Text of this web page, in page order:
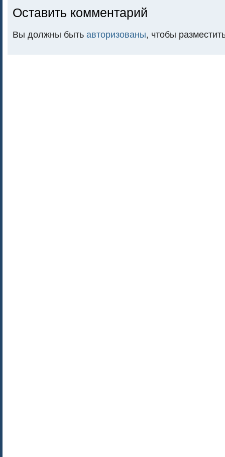
Оставить комментарий
Вы должны бытьавторизованы, чтобы